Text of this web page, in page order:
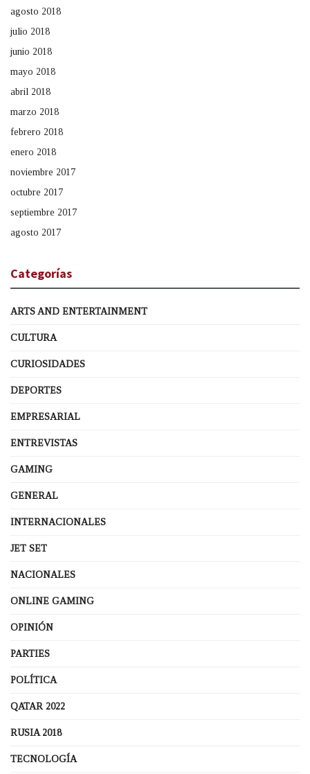
agosto 2018
julio 2018
junio 2018
mayo 2018
abril 2018
marzo 2018
febrero 2018
enero 2018
noviembre 2017
octubre 2017
septiembre 2017
agosto 2017
Categorías
ARTS AND ENTERTAINMENT
CULTURA
CURIOSIDADES
DEPORTES
EMPRESARIAL
ENTREVISTAS
GAMING
GENERAL
INTERNACIONALES
JET SET
NACIONALES
ONLINE GAMING
OPINIÓN
PARTIES
POLÍTICA
QATAR 2022
RUSIA 2018
TECNOLOGÍA